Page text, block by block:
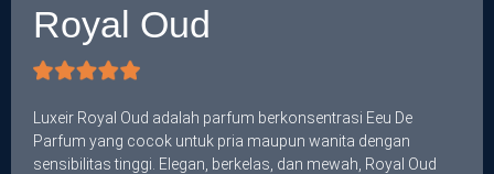
Royal Oud
Luxeir Royal Oud adalah parfum berkonsentrasi Eeu De
Parfum yang cocok untuk pria maupun wanita dengan
sensibilitas tinggi. Elegan, berkelas, dan mewah, Royal Oud